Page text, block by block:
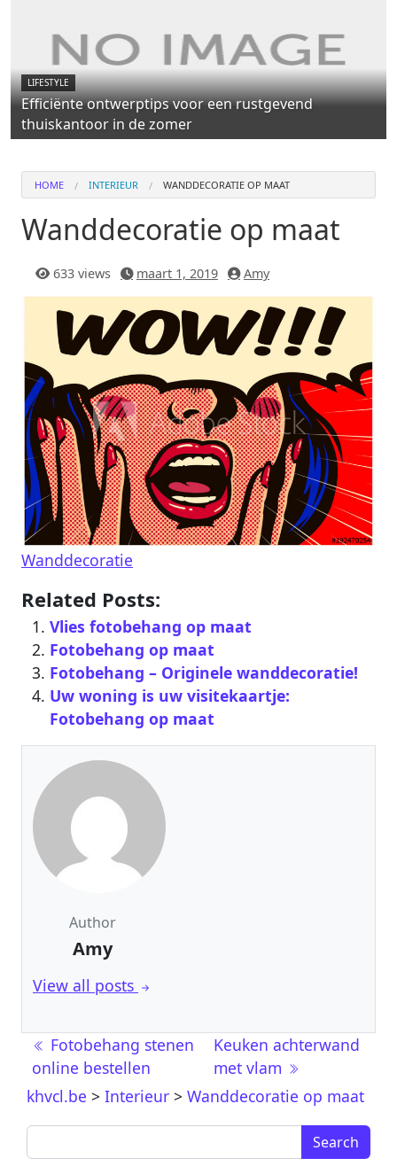
LIFESTYLE
Efficiënte ontwerptips voor een rustgevend
thuiskantoor in de zomer
HOME INTERIEUR WANDDECORATIE OP MAAT
Wanddecoratie op maat
633 views maart 1, 2019 Amy
Wanddecoratie
Related Posts:
Vlies fotobehang op maat
Fotobehang op maat
Fotobehang – Originele wanddecoratie!
Uw woning is uw visitekaartje:
Fotobehang op maat
Author
Amy
View all posts
Post navigation
Fotobehang stenen
online bestellen
Keuken achterwand
met vlam
khvcl.be > Interieur > Wanddecoratie op maat
Search for: